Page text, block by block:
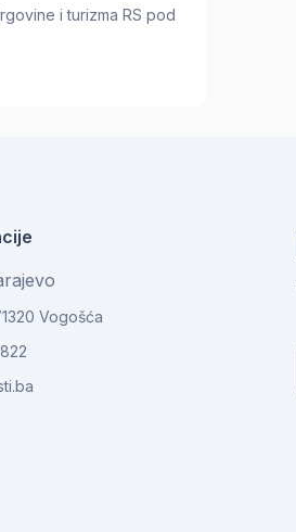
i turizma RS pod
Vogošća